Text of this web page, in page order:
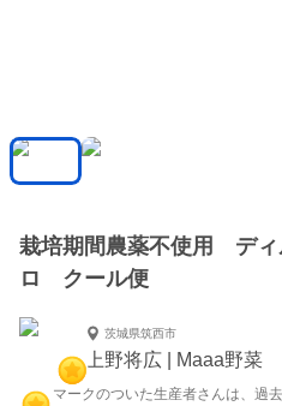
栽培期間農薬不使用 デ
ロ クール便
茨城県筑西市
上野将広 | Maaa野菜
マークのついた生産者さんは、過